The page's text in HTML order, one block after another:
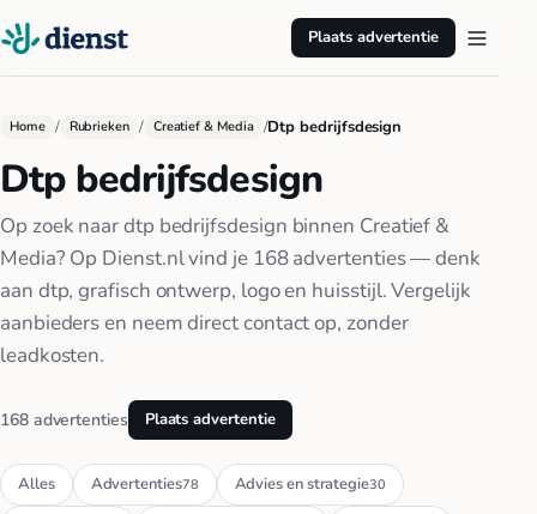
Plaats advertentie
Home / Rubrieken / Creatief & Media /Dtp bedrijfsdesign
Dtp bedrijfsdesign
Op zoek naar dtp bedrijfsdesign binnen Creatief &
Media? Op Dienst.nl vind je 168 advertenties — denk
aan dtp, grafisch ontwerp, logo en huisstijl. Vergelijk
aanbieders en neem direct contact op, zonder
leadkosten.
168 advertenties Plaats advertentie
Alles Advertenties78 Advies en strategie30